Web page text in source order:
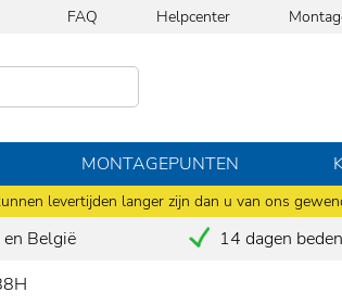
levertijden langer zijn dan u van ons
FAQ Helpcenter
MONTAGEPUNTEN
België 14 dagen